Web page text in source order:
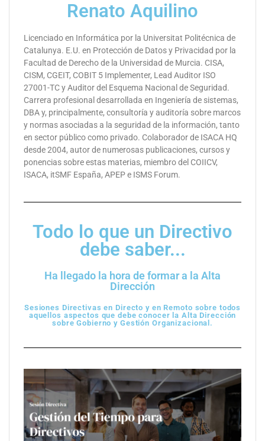
Renato Aquilino
Licenciado en Informática por la Universitat Politécnica de
Catalunya. E.U. en Protección de Datos y Privacidad por la
Facultad de Derecho de la Universidad de Murcia. CISA,
CISM, CGEIT, COBIT 5 Implementer, Lead Auditor ISO
27001-TC y Auditor del Esquema Nacional de Seguridad.
Carrera profesional desarrollada en Ingeniería de sistemas,
DBA y, principalmente, consultoría y auditoría sobre marcos
y normas asociadas a la seguridad de la información, tanto
en sector público como privado. Colaborador de ISACA HQ
desde 2004, autor de numerosas publicaciones, cursos y
ponencias sobre estas materias, miembro del COIICV,
ISACA, itSMF España, APEP e ISMS Forum.
Todo lo que un Directivo
debe saber...
Ha llegado la hora de formar a la Alta
Dirección
Sesiones Directivas en Directo y en Remoto sobre todos
aquellos aspectos que debe conocer la Alta Dirección
sobre Gobierno y Gestión Organizacional.